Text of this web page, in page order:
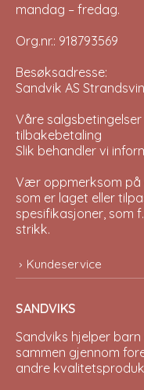
mandag – fredag.
Org.nr.: 918793569
Besøksadresse:
Sandvik AS
Våre
tilbakebetaling
Slik behandler vi
Vær oppmerksom på
som er laget eller
spesifikasjoner, som
strikk.
Kundeservice
SANDVIKS
Sandviks hjelper
sammen gjennom
andre